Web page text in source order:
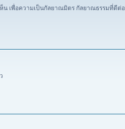
น เพื่อความเป็นกัลยาณมิตร กัลยาณธรรมที่ดีต่อ